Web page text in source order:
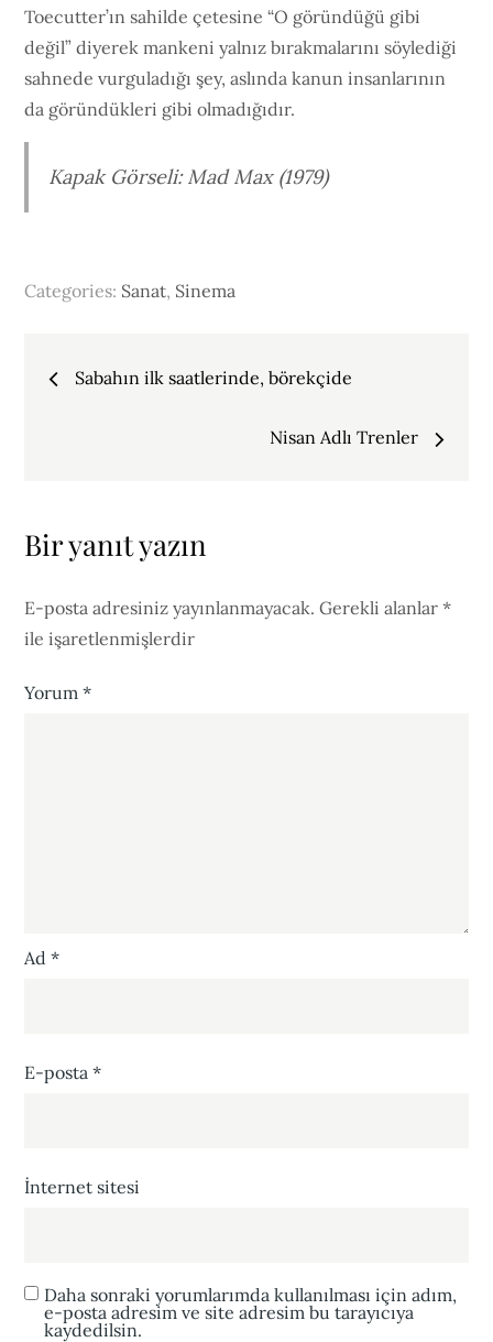
Toecutter’ın sahilde çetesine “O göründüğü gibi
değil” diyerek mankeni yalnız bırakmalarını söylediği
sahnede vurguladığı şey, aslında kanun insanlarının
da göründükleri gibi olmadığıdır.
Kapak Görseli: Mad Max (1979)
Categories: Sanat, Sinema
YazıSabahın ilk saatlerinde, börekçide
Nisan Adlı Trenler
Bir yanıt yazın
E-posta adresiniz yayınlanmayacak. Gerekli alanlar*
ile işaretlenmişlerdir
Yorum*
Ad*
E-posta*
İnternet sitesi
Daha sonraki yorumlarımda kullanılması için adım,
e-posta adresim ve site adresim bu tarayıcıya
kaydedilsin.